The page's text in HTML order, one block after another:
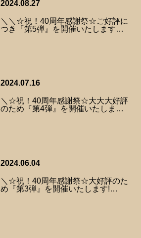
2024.08.27
＼＼☆祝！40周年感謝祭☆ご好評に
つき『第5弾』を開催いたします…
2024.07.16
＼☆祝！40周年感謝祭☆大大大好評
のため『第4弾』を開催いたしま…
2024.06.04
＼☆祝！40周年感謝祭☆大好評のた
め『第3弾』を開催いたします!…